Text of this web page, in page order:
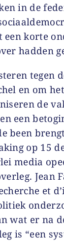
in de
een korte
hadden
tegen
en om
de
een
been
op 15
media
Jean
et
wat er na
is “een